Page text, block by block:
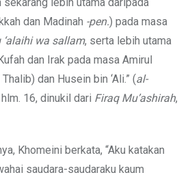
sekarang lebih utama daripada
dan Madinah -pen.) pada masa
wa sallam, serta lebih utama
dan Irak pada masa Amirul
dan Husein bin ‘Ali.” (al-
hlm. 16, dinukil dari Firaq Mu’ashirah,
Khomeini berkata, “Aku katakan
saudara-saudaraku kaum